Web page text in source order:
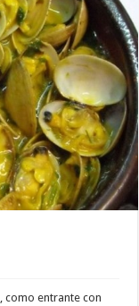
como entrante con